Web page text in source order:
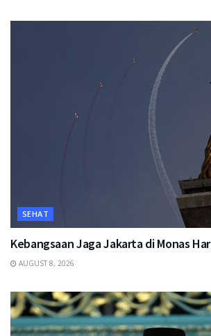
SEHAT
Kebangsaan Jaga Jakarta di Monas
AUGUST 8, 2026